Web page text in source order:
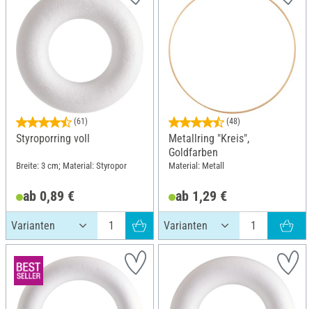
(61)
Styroporring voll
Breite: 3 cm; Material: Styropor
ab 0,89 €
(48)
Metallring "Kreis",
Goldfarben
Material: Metall
ab 1,29 €